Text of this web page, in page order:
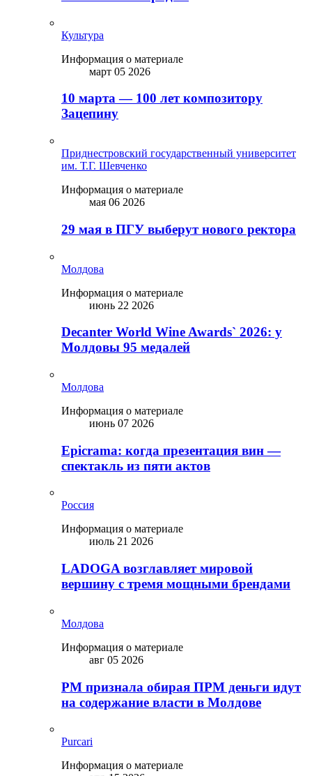
Культура
Информация о материале
март 05 2026
10 марта — 100 лет композитору
Зацепину
Приднестровский государственный университет
им. Т.Г. Шевченко
Информация о материале
мая 06 2026
29 мая в ПГУ выберут нового ректора
Молдова
Информация о материале
июнь 22 2026
Decanter World Wine Awards` 2026: у
Молдовы 95 медалей
Молдова
Информация о материале
июнь 07 2026
Epicrama: когда презентация вин —
спектакль из пяти актов
Россия
Информация о материале
июль 21 2026
LADOGA возглавляет мировой
вершину с тремя мощными брендами
Молдова
Информация о материале
авг 05 2026
PM признала обирая ПРМ деньги идут
на содержание власти в Молдове
Purcari
Информация о материале